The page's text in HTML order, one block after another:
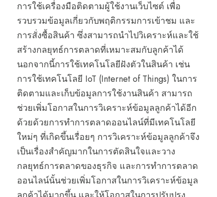
การใช้เครื่องมือติดตามผู้ใช้งานเว็บไซต์ เพื่อ
รวบรวมข้อมูลเกี่ยวกับพฤติกรรมการเข้าชม และ
การสั่งซื้อสินค้า ซึ่งสามารถนำไปวิเคราะห์และใช้
สร้างกลยุทธ์การตลาดที่เหมาะสมกับลูกค้าได้
นอกจากนี้การใช้เทคโนโลยีฝังตัวในสินค้า เช่น
การใช้เทคโนโลยี IoT (Internet of Things) ในการ
ติดตามและเก็บข้อมูลการใช้งานสินค้า สามารถ
ช่วยเพิ่มโอกาสในการวิเคราะห์ข้อมูลลูกค้าได้อีก
ด้วยด้วยการทำการตลาดออนไลน์ที่มีเทคโนโลยี
ใหม่ๆ ที่เกิดขึ้นเรื่อยๆ การวิเคราะห์ข้อมูลลูกค้าจึง
เป็นเรื่องสำคัญมากในการตัดสินใจและวาง
กลยุทธ์การตลาดของธุรกิจ และการทำการตลาด
ออนไลน์นั้นช่วยเพิ่มโอกาสในการวิเคราะห์ข้อมูล